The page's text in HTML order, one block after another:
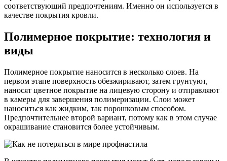
соответствующий предпочтениям. Именно он используется в
качестве покрытия кровли.
Полимерное покрытие: технология и
виды
Полимерное покрытие наносится в несколько слоев. На
первом этапе поверхность обезжиривают, затем грунтуют,
наносят цветное покрытие на лицевую сторону и отправляют
в камеры для завершения полимеризации. Слои может
наноситься как жидким, так порошковым способом.
Предпочтительнее второй вариант, потому как в этом случае
окрашивание становится более устойчивым.